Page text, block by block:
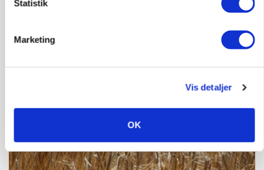
Statistik
Marketing
Vis detaljer
OK